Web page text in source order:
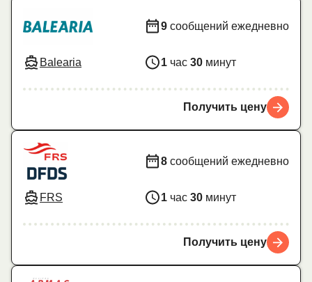
Balearia
9 сообщений ежедневно
1 час 30 минут
Получить цену
FRS
8 сообщений ежедневно
1 час 30 минут
Получить цену